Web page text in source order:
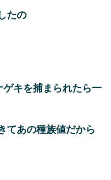
たの
キを捕まられたら一
てあの種族値だから